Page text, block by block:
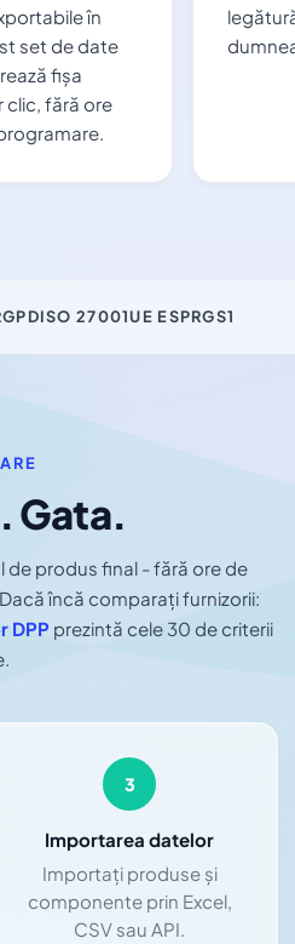
în
set de date
fișa
clic, fără ore
ISO 27001UE ESPRGS1
Gata.
de produs final - fără ore de
încă comparați furnizorii:
DPP prezintă cele 30 de criterii
3
Importarea datelor
Importați produse și
componente prin Excel,
CSV sau API.